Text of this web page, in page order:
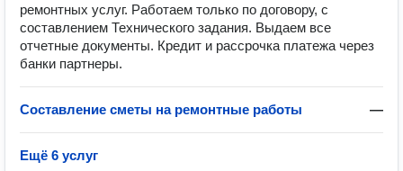
ремонтных услуг. Работаем только по договору, с
составлением Технического задания. Выдаем все
отчетные документы. Кредит и рассрочка платежа через
банки партнеры.
Составление сметы на ремонтные работы —
Ещё 6 услуг